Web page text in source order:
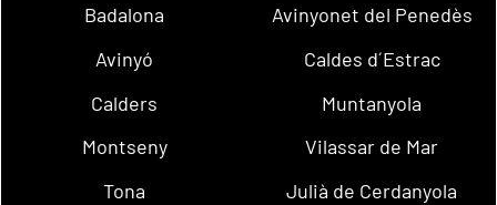
Badalona
Avinyonet del Penedès
Avinyó
Caldes d´Estrac
Calders
Muntanyola
Montseny
Vilassar de Mar
Tona
Julià de Cerdanyola